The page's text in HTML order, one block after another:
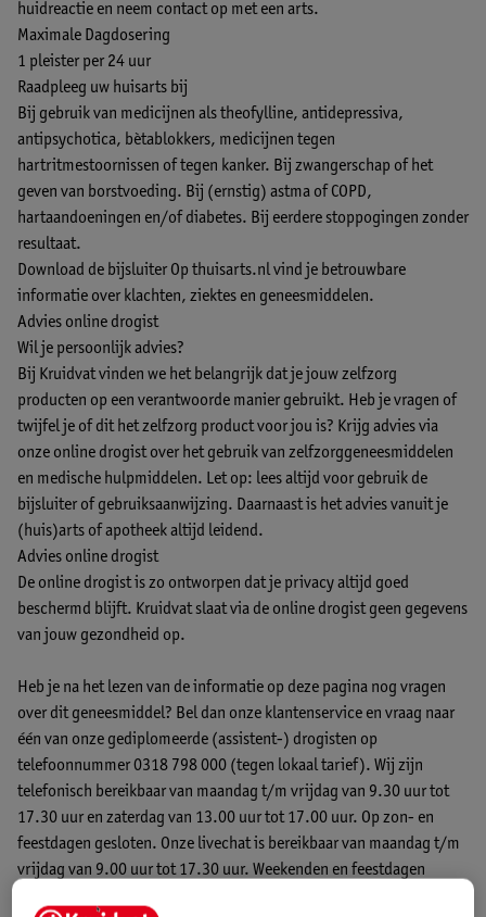
huidreactie en neem contact op met een arts.
Maximale Dagdosering
1 pleister per 24 uur
Raadpleeg uw huisarts bij
Bij gebruik van medicijnen als theofylline, antidepressiva,
antipsychotica, bètablokkers, medicijnen tegen
hartritmestoornissen of tegen kanker. Bij zwangerschap of het
geven van borstvoeding. Bij (ernstig) astma of COPD,
hartaandoeningen en/of diabetes. Bij eerdere stoppogingen zonder
resultaat.
Download de bijsluiter Op thuisarts.nl vind je betrouwbare
informatie over klachten, ziektes en geneesmiddelen.
Advies online drogist
Wil je persoonlijk advies?
Bij Kruidvat vinden we het belangrijk dat je jouw zelfzorg
producten op een verantwoorde manier gebruikt. Heb je vragen of
twijfel je of dit het zelfzorg product voor jou is? Krijg advies via
onze online drogist over het gebruik van zelfzorggeneesmiddelen
en medische hulpmiddelen. Let op: lees altijd voor gebruik de
bijsluiter of gebruiksaanwijzing. Daarnaast is het advies vanuit je
(huis)arts of apotheek altijd leidend.
Advies online drogist
De online drogist is zo ontworpen dat je privacy altijd goed
beschermd blijft. Kruidvat slaat via de online drogist geen gegevens
van jouw gezondheid op.
Heb je na het lezen van de informatie op deze pagina nog vragen
over dit geneesmiddel? Bel dan onze klantenservice en vraag naar
één van onze gediplomeerde (assistent-) drogisten op
telefoonnummer 0318 798 000 (tegen lokaal tarief). Wij zijn
telefonisch bereikbaar van maandag t/m vrijdag van 9.30 uur tot
17.30 uur en zaterdag van 13.00 uur tot 17.00 uur. Op zon- en
feestdagen gesloten. Onze livechatis bereikbaar van maandag t/m
vrijdag van 9.00 uur tot 17.30 uur. Weekenden en feestdagen